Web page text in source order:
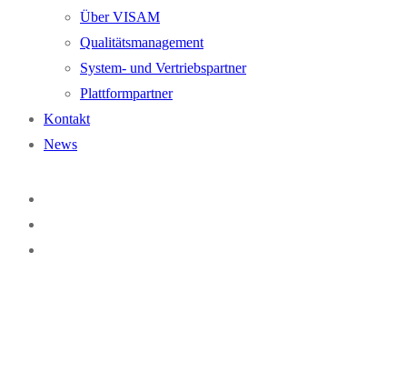
Über VISAM
Qualitätsmanagement
System- und Vertriebspartner
Plattformpartner
Kontakt
News